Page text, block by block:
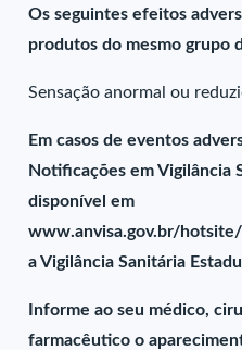
Os seguintes efeitos
produtos do mesmo grupo
Sensação anormal ou
Em casos de eventos
Notificações em Vigilância
disponível em
www.anvisa.gov.br/
a Vigilância Sanitária
Informe ao seu médico,
farmacêutico o